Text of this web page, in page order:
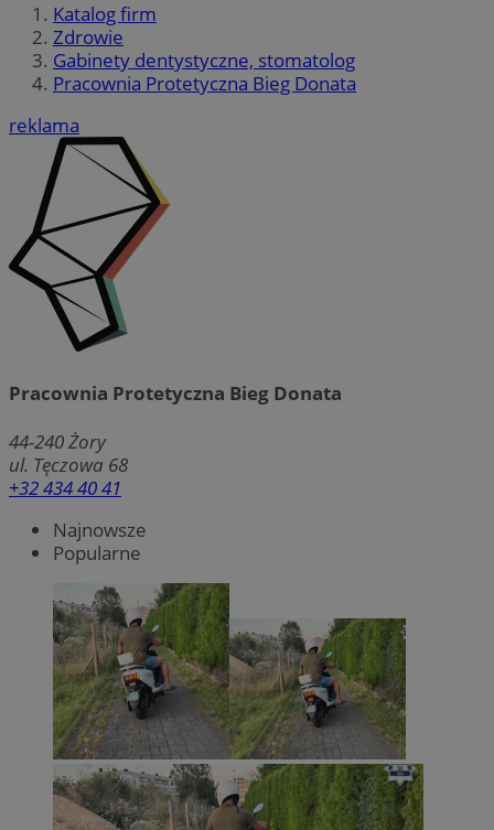
Katalog firm
Zdrowie
Gabinety dentystyczne, stomatolog
Pracownia Protetyczna Bieg Donata
reklama
Pracownia Protetyczna Bieg Donata
44-240Żory
ul. Tęczowa 68
+32 434 40 41
Najnowsze
Popularne